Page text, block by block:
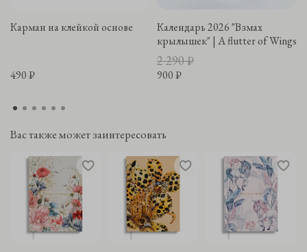
Карман на клейкой основе
490 ₽
Календарь 2026 "Взмах
крылышек" | A flutter of Wings
2 290 ₽
900 ₽
Вас также может заинтересовать